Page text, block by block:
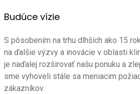
Budúce vízie
S pôsobením na trhu dlhších ako 15
na ďalšie výzvy a inovácie v oblasti
je naďalej rozširovať našu ponuku a
sme vyhoveli stále sa meniacim
zákazníkov.